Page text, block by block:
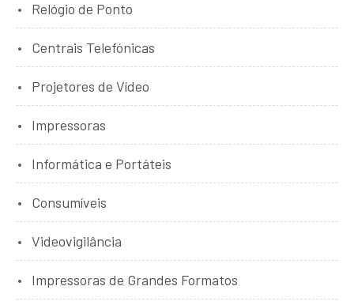
Relógio de Ponto
Centrais Telefónicas
Projetores de Vídeo
Impressoras
Informática e Portáteis
Consumíveis
Videovigilância
Impressoras de Grandes Formatos